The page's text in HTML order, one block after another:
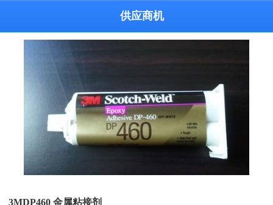
供应商机
3MDP460 金属粘接剂